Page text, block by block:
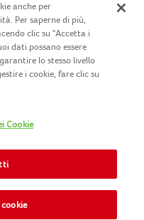
anche per
Per saperne di più,
clic su "Accetta i
dati possano essere
lo stesso livello
i cookie, fare clic su
Cookie